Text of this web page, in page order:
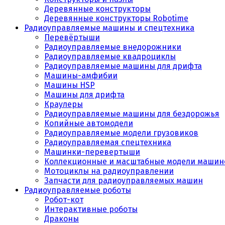
Деревянные конструкторы
Деревянные конструкторы Robotime
Радиоуправляемые машины и спецтехника
Перевёртыши
Радиоуправляемые внедорожники
Радиоуправляемые квадроциклы
Радиоуправляемые машины для дрифта
Машины-амфибии
Машины HSP
Машины для дрифта
Краулеры
Радиоуправляемые машины для бездорожья
Копийные автомодели
Радиоуправляемые модели грузовиков
Радиоуправляемая спецтехника
Машинки-перевертыши
Коллекционные и масштабные модели
Мотоциклы на радиоуправлении
Запчасти для радиоуправляемых машин
Радиоуправляемые роботы
Робот-кот
Интерактивные роботы
Драконы